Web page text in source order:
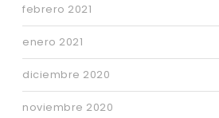
febrero 2021
enero 2021
diciembre 2020
noviembre 2020